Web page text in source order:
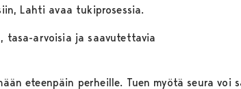
Lahti avaa tukiprosessia.
tasa-arvoisia ja saavutettavia
eteenpäin perheille. Tuen myötä seura voi